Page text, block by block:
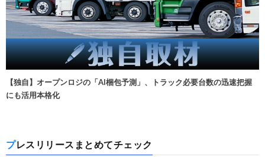
【独自】オープンロジの「AI梱包予測」、トラック必要台数の迅速把握
にも活用本格化
プレスリリースまとめてチェック